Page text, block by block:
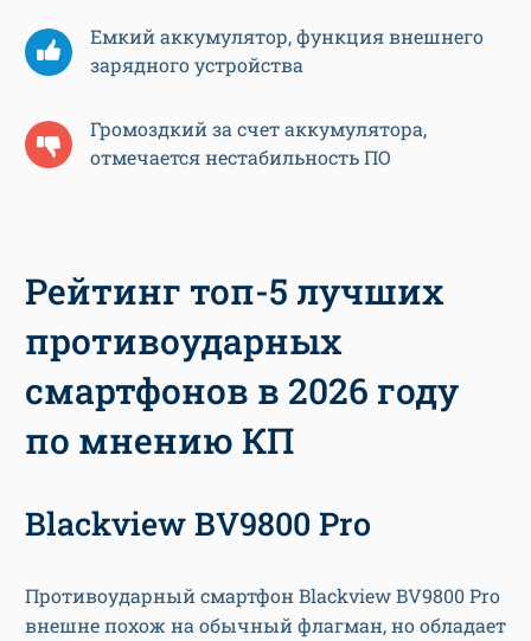
Емкий аккумулятор, функция внешнего
зарядного устройства
Громоздкий за счет аккумулятора,
отмечается нестабильность ПО
Рейтинг топ-5 лучших
противоударных
смартфонов в 2026 году
по мнению КП
Blackview BV9800 Pro
Противоударный смартфон Blackview BV9800 Pro
внешне похож на обычный флагман, но обладает